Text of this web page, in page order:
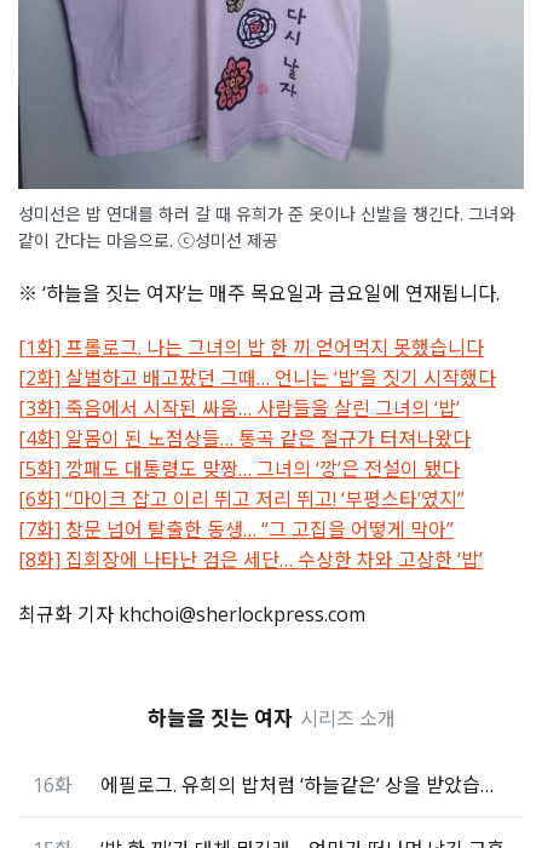
성미선은 밥 연대를 하러 갈 때 유희가 준 옷이나 신발을 챙긴다. 그녀와
같이 간다는 마음으로. ⓒ성미선 제공
※ ‘하늘을 짓는 여자’는 매주 목요일과 금요일에 연재됩니다.
[1화] 프롤로그. 나는 그녀의 밥 한 끼 얻어먹지 못했습니다
[2화] 살벌하고 배고팠던 그때… 언니는 ‘밥’을 짓기 시작했다
[3화] 죽음에서 시작된 싸움… 사람들을 살린 그녀의 ‘밥’
[4화] 알몸이 된 노점상들… 통곡 같은 절규가 터져나왔다
[5화] 깡패도 대통령도 맞짱… 그녀의 ‘깡’은 전설이 됐다
[6화] “마이크 잡고 이리 뛰고 저리 뛰고! ‘부평스타’였지”
[7화] 창문 넘어 탈출한 동생… “그 고집을 어떻게 막아”
[8화] 집회장에 나타난 검은 세단… 수상한 차와 고상한 ‘밥’
최규화 기자 khchoi@sherlockpress.com
하늘을 짓는 여자 시리즈 소개
16화 에필로그. 유희의 밥처럼 ‘하늘같은’ 상을 받았습니다